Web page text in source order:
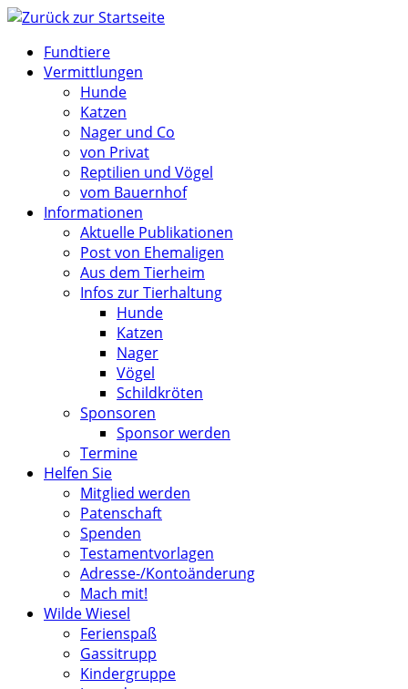
Zum
springenFundtiere
Vermittlungen
Hunde
Katzen
Nager und Co
von Privat
Reptilien und Vögel
vom Bauernhof
Informationen
Aktuelle Publikationen
Post von Ehemaligen
Aus dem Tierheim
Infos zur Tierhaltung
Hunde
Katzen
Nager
Vögel
Schildkröten
Sponsoren
Sponsor werden
Termine
Helfen Sie
Mitglied werden
Patenschaft
Spenden
Testamentvorlagen
Adresse-/Kontoänderung
Mach mit!
Wilde Wiesel
Ferienspaß
Gassitrupp
Kindergruppe